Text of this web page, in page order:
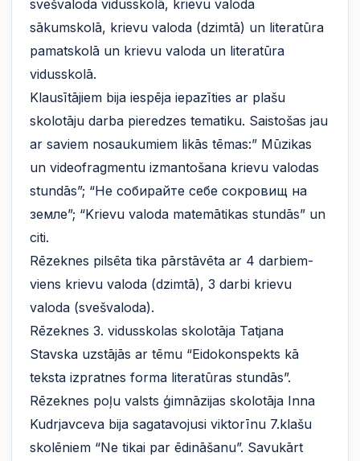
svešvaloda vidusskolā, krievu valoda
sākumskolā, krievu valoda (dzimtā) un literatūra
pamatskolā un krievu valoda un literatūra
vidusskolā.
Klausītājiem bija iespēja iepazīties ar plašu
skolotāju darba pieredzes tematiku. Saistošas jau
ar saviem nosaukumiem likās tēmas:” Mūzikas
un videofragmentu izmantošana krievu valodas
stundās”; “Не собирайте себе сокровищ на
земле”; “Krievu valoda matemātikas stundās” un
citi.
Rēzeknes pilsēta tika pārstāvēta ar 4 darbiem-
viens krievu valoda (dzimtā), 3 darbi krievu
valoda (svešvaloda).
Rēzeknes 3. vidusskolas skolotāja Tatjana
Stavska uzstājās ar tēmu “Eidokonspekts kā
teksta izpratnes forma literatūras stundās”.
Rēzeknes poļu valsts ģimnāzijas skolotāja Inna
Kudrjavceva bija sagatavojusi viktorīnu 7.klašu
skolēniem “Ne tikai par ēdināšanu”. Savukārt